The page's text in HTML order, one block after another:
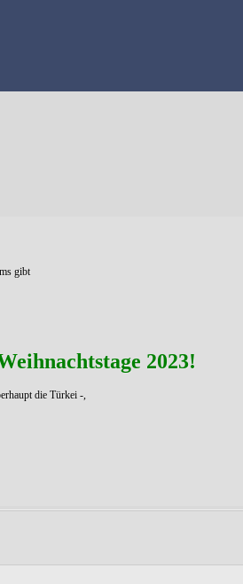
gibt
2023!
die Türkei -,